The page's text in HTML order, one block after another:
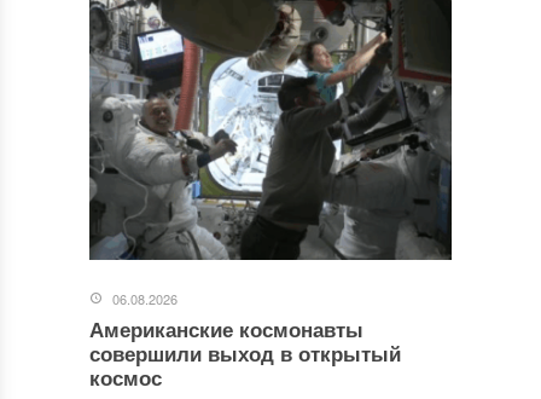
06.08.2026
Американские космонавты
совершили выход в открытый
космос